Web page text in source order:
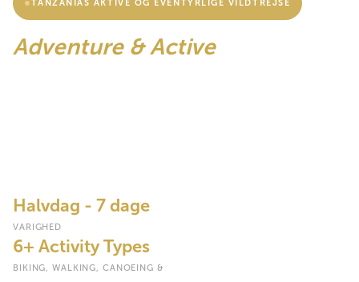
TANZANIAS AKTIVE OG EVENTYRLIGE VILDTREJSE
Adventure & Activevildtrejse-
Halvdag - 7 dage
VARIGHED
6+ Activity Types
BIKING, WALKING, CANOEING &